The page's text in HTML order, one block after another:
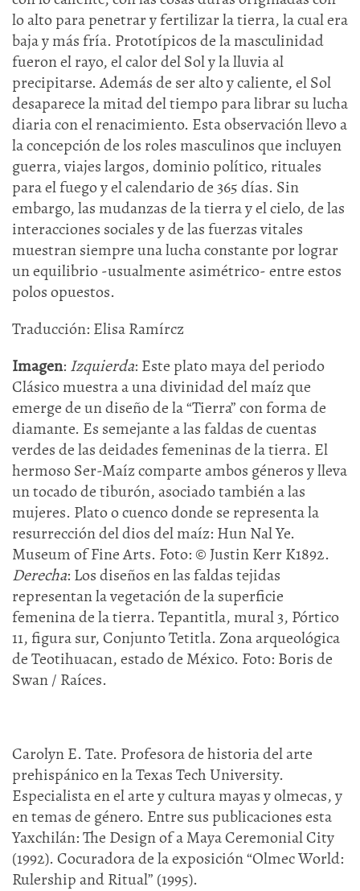
lo alto para penetrar y fertilizar la tierra, la cual era
baja y más fría. Prototípicos de la masculinidad
fueron el rayo, el calor del Sol y la lluvia al
precipitarse. Además de ser alto y caliente, el Sol
desaparece la mitad del tiempo para librar su lucha
diaria con el renacimiento. Esta observación llevo a
la concepción de los roles masculinos que incluyen
guerra, viajes largos, dominio político, rituales
para el fuego y el calendario de 365 días. Sin
embargo, las mudanzas de la tierra y el cielo, de las
interacciones sociales y de las fuerzas vitales
muestran siempre una lucha constante por lograr
un equilibrio -usualmente asimétrico- entre estos
polos opuestos.
Traducción: Elisa Ramírcz
Imagen: Izquierda: Este plato maya del periodo
Clásico muestra a una divinidad del maíz que
emerge de un diseño de la “Tierra” con forma de
diamante. Es semejante a las faldas de cuentas
verdes de las deidades femeninas de la tierra. El
hermoso Ser-Maíz comparte ambos géneros y lleva
un tocado de tiburón, asociado también a las
mujeres. Plato o cuenco donde se representa la
resurrección del dios del maíz: Hun Nal Ye.
Museum of Fine Arts. Foto: © Justin Kerr K1892.
Derecha: Los diseños en las faldas tejidas
representan la vegetación de la superficie
femenina de la tierra. Tepantitla, mural 3, Pórtico
11, figura sur, Conjunto Tetitla. Zona arqueológica
de Teotihuacan, estado de México. Foto: Boris de
Swan / Raíces.
Carolyn E. Tate. Profesora de historia del arte
prehispánico en la Texas Tech University.
Especialista en el arte y cultura mayas y olmecas, y
en temas de género. Entre sus publicaciones esta
Yaxchilán: The Design of a Maya Ceremonial City
(1992). Cocuradora de la exposición “Olmec World:
Rulership and Ritual” (1995).